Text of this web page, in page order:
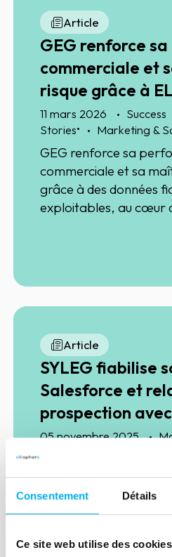
Consentement Détails
Ce site web utilise des
Article
GEG renforce
commerciale et
risque grâce à
11 mars 2026
Success
Stories• Marketing &
GEG renforce sa
commerciale et sa
grâce à des données
exploitables, au cœur
Article
SYLEG fiabilise
Salesforce et
prospection
05 novembre 2025
En quête d’une
et d’une prospection
SYLEG a choisi les